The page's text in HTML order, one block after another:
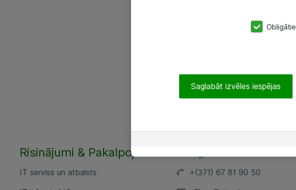
Risinājumi & Pakalpojumi
IT serviss un atbalsts
+(371) 67 81 90 50
Obligātie
Saglabāt izvēles iespējas